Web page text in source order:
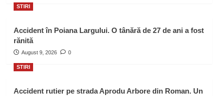
STIRI
Accident în Poiana Largului. O tânără de 27 de ani a fost
rănită
August 9, 2026 0
STIRI
Accident rutier pe strada Aprodu Arbore din Roman. Un